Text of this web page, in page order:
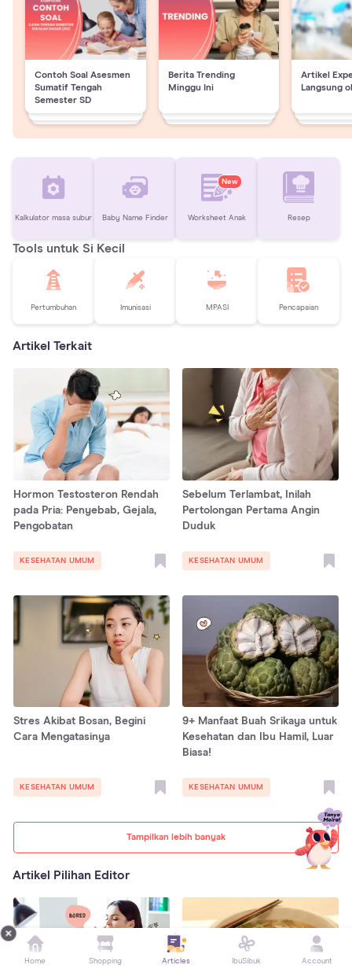
Contoh Soal Asesmen
Sumatif Tengah
Semester SD
Berita Trending
Minggu Ini
Artikel
Langsung
Kalkulator masa subur Baby Name Finder
New
Worksheet Anak Resep
Tools untuk Si Kecil
Pertumbuhan Imunisasi MPASI Pencapaian
Artikel Terkait
Tampilkan lebih banyak
Hormon Testosteron Rendah
pada Pria: Penyebab, Gejala,
Pengobatan
KESEHATAN UMUM
Sebelum Terlambat, Inilah
Pertolongan Pertama Angin
Duduk
KESEHATAN UMUM
Stres Akibat Bosan, Begini
Cara Mengatasinya
KESEHATAN UMUM
9+ Manfaat Buah Srikaya untuk
Kesehatan dan Ibu Hamil, Luar
Biasa!
KESEHATAN UMUM
Artikel Pilihan Editor
Home Shopping Articles IbuSibuk Account